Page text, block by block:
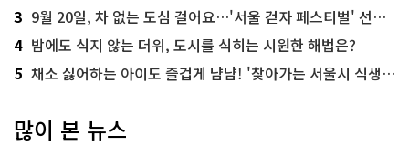
3 9월 20일, 차 없는 도심 걸어요…'서울 걷자 페스티벌' 선착순 5천명
4 밤에도 식지 않는 더위, 도시를 식히는 시원한 해법은?
5 채소 싫어하는 아이도 즐겁게 냠냠! '찾아가는 서울시 식생활 교육' 현장
많이 본 뉴스